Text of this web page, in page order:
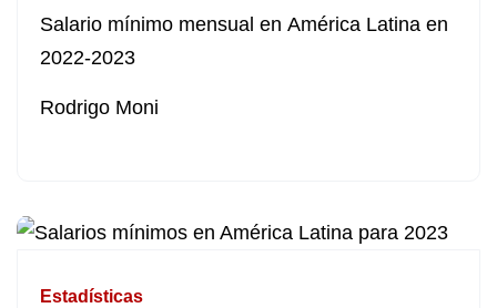
Salario mínimo mensual en América Latina en
2022-2023
Rodrigo Moni
Estadísticas